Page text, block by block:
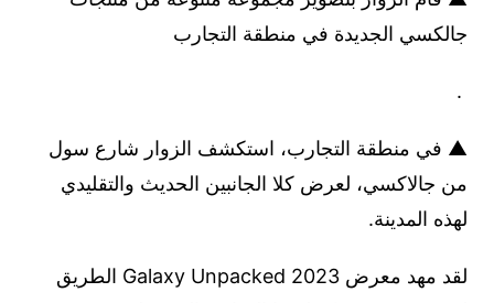
جالكسي الجديدة في منطقة التجارب
.
▲ في منطقة التجارب، استكشف الزوار شارع سول
من جالاكسي، لعرض كلا الجانبين الحديث والتقليدي
لهذه المدينة.
لقد مهد معرض Galaxy Unpacked 2023 الطريق